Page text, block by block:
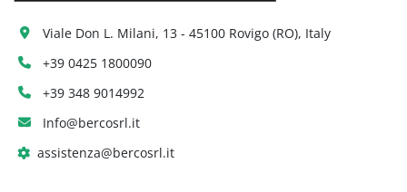
Viale Don L. Milani, 13 - 45100 Rovigo (RO), Italy
+39 0425 1800090
+39 348 9014992
Info@bercosrl.it
assistenza@bercosrl.it